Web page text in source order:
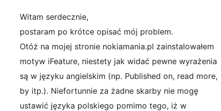
Witam serdecznie,
postaram po krótce opisać mój problem.
Otóż na mojej stronie nokiamania.pl zainstalowałem
motyw iFeature, niestety jak widać pewne wyrażenia
są w języku angielskim (np. Published on, read more,
by itp.). Niefortunnie za żadne skarby nie mogę
ustawić języka polskiego pomimo tego, iż w